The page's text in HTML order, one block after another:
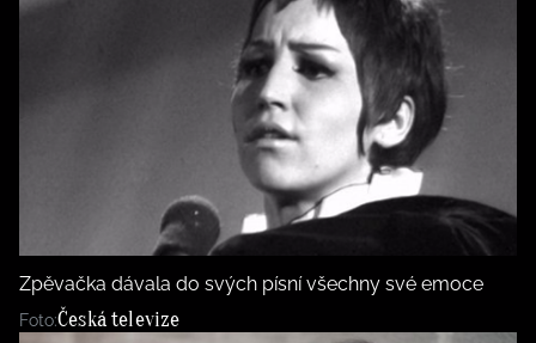
Zpěvačka dávala do svých písní všechny své emoce
Foto:Česká televize